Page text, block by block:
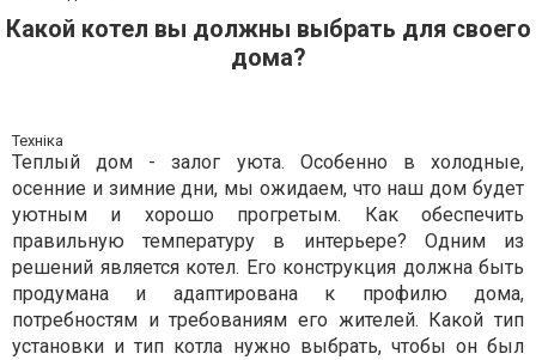
Какой котел вы должны выбрать для своего
дома?
Техніка
Теплый дом - залог уюта. Особенно в холодные,
осенние и зимние дни, мы ожидаем, что наш дом будет
уютным и хорошо прогретым. Как обеспечить
правильную температуру в интерьере? Одним из
решений является котел. Его конструкция должна быть
продумана и адаптирована к профилю дома,
потребностям и требованиям его жителей. Какой тип
установки и тип котла нужно выбрать, чтобы он был